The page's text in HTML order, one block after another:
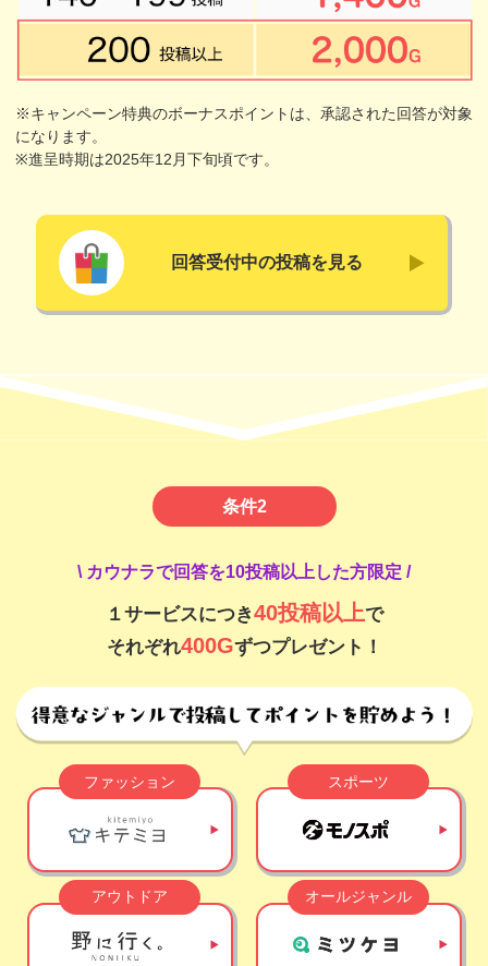
※キャンペーン特典のボーナスポイントは、承認された回答が対象
になります。
※進呈時期は2025年12月下旬頃です。
回答受付中の投稿を見る
条件2
\ カウナラで回答を10投稿以上した方限定 /
１サービスにつき40投稿以上で
それぞれ400Gずつプレゼント！
ファッション スポーツ
アウトドア オールジャンル